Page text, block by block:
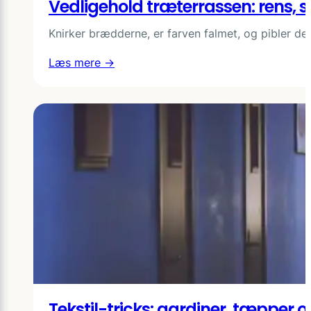
nyt
tag
mening?
Vedligehold træterrassen: rens,
Knirker brædderne, er farven falmet, og pibler
Læs mere →